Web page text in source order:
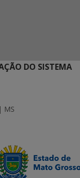
DO SISTEMA
MS